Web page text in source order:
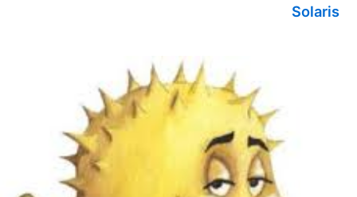
Solaris